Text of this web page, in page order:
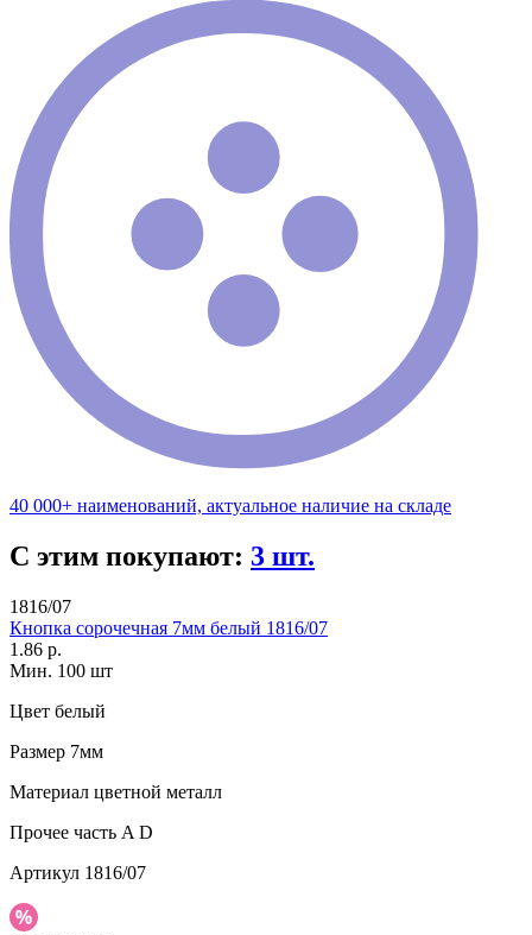
40 000+ наименований, актуальное наличие на складе
С этим покупают: 3 шт.
1816/07
Кнопка сорочечная 7мм белый 1816/07
1.86 р.
Мин. 100 шт
Цвет белый
Размер 7мм
Материал цветной металл
Прочее часть A D
Артикул 1816/07